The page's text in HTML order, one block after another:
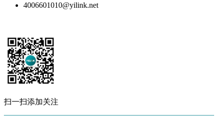
4006601010@yilink.net
扫一扫添加关注